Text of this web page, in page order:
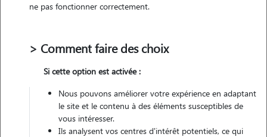
chez le Pet Sitter
Pas d'animaux Appartement
Véhiculé
ne pas fonctionner correctement.
> Comment faire des choix
Si cette option est activée :
Nous pouvons améliorer votre expérience en adaptant
le site et le contenu à des éléments susceptibles de
vous intéresser.
Ils analysent vos centres d'intérêt potentiels, ce qui